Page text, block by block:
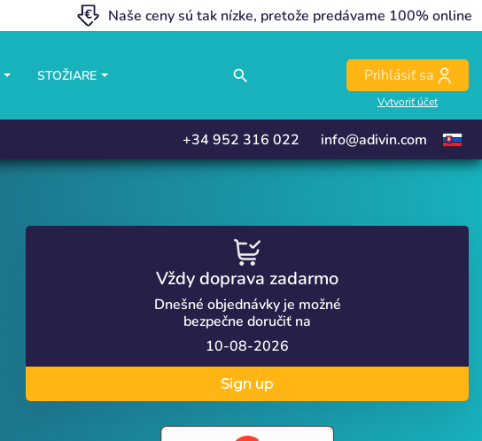
Naše ceny sú tak nízke, pretože predávame 100% online
STOŽIARE search Prihlásiť sa
Vytvoriť účet
close
+34 952 316 022 info@adivin.com
close
Vždy doprava zadarmo
Dnešné objednávky je možné
bezpečne doručiť na
10-08-2026
Sign up